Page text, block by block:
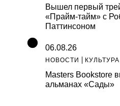
Вышел первый
«Прайм-тайм» с
Паттинсоном
06.08.26
НОВОСТИ КУЛЬТУРА
Masters Bookstore
альманах «Сады»